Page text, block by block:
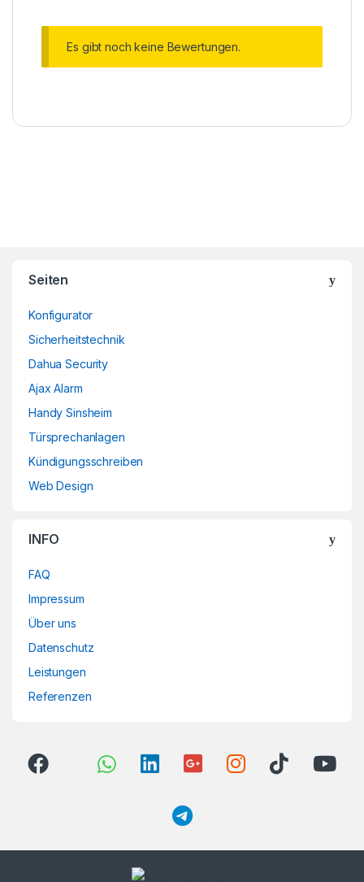
Es gibt noch keine Bewertungen.
Seiten
Konfigurator
Sicherheitstechnik
Dahua Security
Ajax Alarm
Handy Sinsheim
Türsprechanlagen
Kündigungsschreiben
Web Design
INFO
FAQ
Impressum
Über uns
Datenschutz
Leistungen
Referenzen